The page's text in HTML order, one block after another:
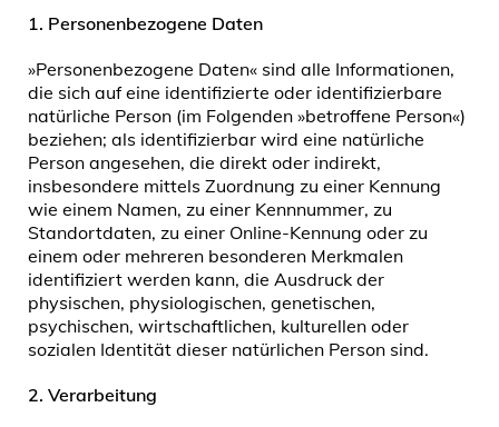
1. Personenbezogene Daten
»Personenbezogene Daten« sind alle Informationen,
die sich auf eine identifizierte oder identifizierbare
natürliche Person (im Folgenden »betroffene Person«)
beziehen; als identifizierbar wird eine natürliche
Person angesehen, die direkt oder indirekt,
insbesondere mittels Zuordnung zu einer Kennung
wie einem Namen, zu einer Kennnummer, zu
Standortdaten, zu einer Online-Kennung oder zu
einem oder mehreren besonderen Merkmalen
identifiziert werden kann, die Ausdruck der
physischen, physiologischen, genetischen,
psychischen, wirtschaftlichen, kulturellen oder
sozialen Identität dieser natürlichen Person sind.
2. Verarbeitung